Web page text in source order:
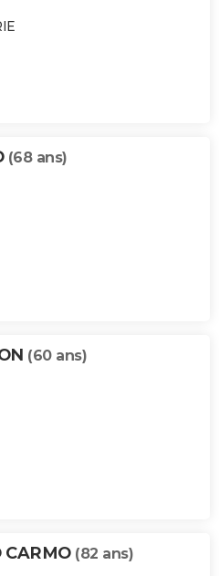
(68 ans)
(60 ans)
CARMO (82 ans)